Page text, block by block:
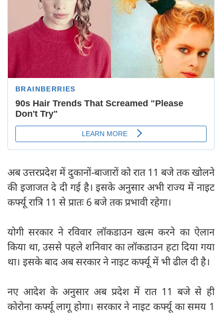
अब उत्तरप्रदेश में दुकानों-बाजारों को रात 11 बजे तक खोलने
की इजाजत दे दी गई है। इसके अनुसार अभी राज्य में नाइट
कर्फ्यू रात्रि 11 से प्रातः 6 बजे तक प्रभावी रहेगा।
योगी सरकार ने रविवार लॉकडाउन खत्म करने का ऐलान
किया था, उससे पहले शनिवार का लॉकडाउन हटा दिया गया
था। इसके बाद अब सरकार ने नाइट कर्फ्यू में भी ढील दी है।
नए आदेश के अनुसार अब प्रदेश में रात 11 बजे से ही
कोरोना कर्फ्यू लागू होगा। सरकार ने नाइट कर्फ्यू का समय 1